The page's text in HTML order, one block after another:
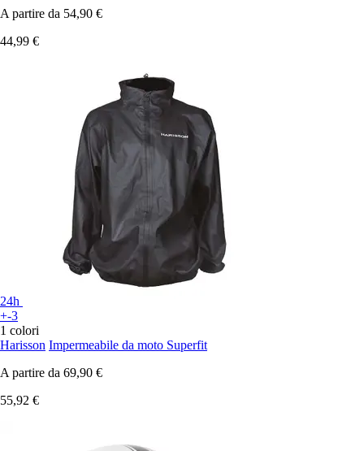
A partire da 54,90 €
44,99 €
24h
+-3
1 colori
Harisson Impermeabile da moto Superfit
A partire da 69,90 €
55,92 €